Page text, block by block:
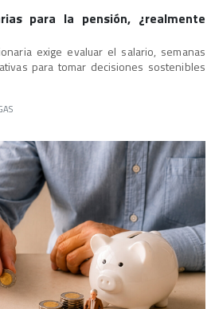
para la pensión, ¿realmente
exige evaluar el salario, semanas
para tomar decisiones sostenibles